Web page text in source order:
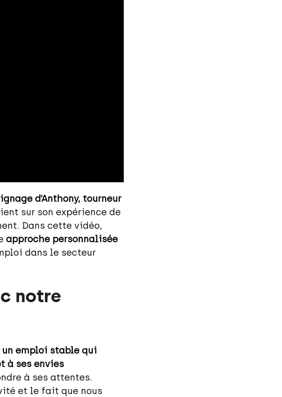
d’Anthony, tourneur
sur son expérience de
Dans cette vidéo,
approche personnalisée
dans le secteur
notre
emploi stable qui
à ses envies
à ses attentes.
et le fait que nous